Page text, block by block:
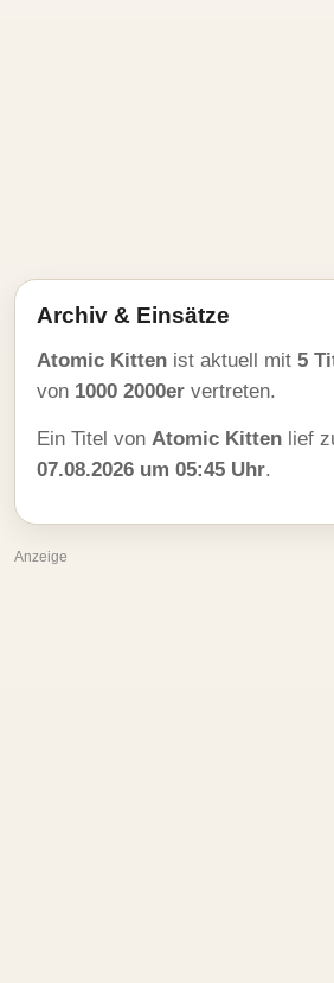
Archiv & Einsätze
Atomic Kitten ist aktuell mit 5
von 1000 2000er vertreten.
Ein Titel von Atomic Kitten lief
07.08.2026 um 05:45 Uhr.
Anzeige